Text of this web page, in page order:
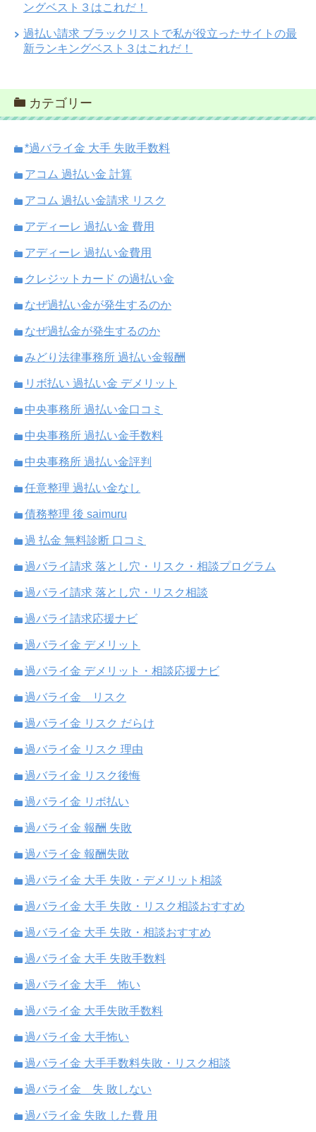
ングベスト３はこれだ！
過払い請求 ブラックリストで私が役立ったサイトの最
新ランキングベスト３はこれだ！
カテゴリー
*過バライ金 大手 失敗手数料
アコム 過払い金 計算
アコム 過払い金請求 リスク
アディーレ 過払い金 費用
アディーレ 過払い金費用
クレジットカード の過払い金
なぜ過払い金が発生するのか
なぜ過払金が発生するのか
みどり法律事務所 過払い金報酬
リボ払い 過払い金 デメリット
中央事務所 過払い金口コミ
中央事務所 過払い金手数料
中央事務所 過払い金評判
任意整理 過払い金なし
債務整理 後 saimuru
過 払金 無料診断 口コミ
過バライ請求 落とし穴・リスク・相談プログラム
過バライ請求 落とし穴・リスク相談
過バライ請求応援ナビ
過バライ金 デメリット
過バライ金 デメリット・相談応援ナビ
過バライ金 リスク
過バライ金 リスク だらけ
過バライ金 リスク 理由
過バライ金 リスク後悔
過バライ金 リボ払い
過バライ金 報酬 失敗
過バライ金 報酬失敗
過バライ金 大手 失敗・デメリット相談
過バライ金 大手 失敗・リスク相談おすすめ
過バライ金 大手 失敗・相談おすすめ
過バライ金 大手 失敗手数料
過バライ金 大手 怖い
過バライ金 大手失敗手数料
過バライ金 大手怖い
過バライ金 大手手数料失敗・リスク相談
過バライ金 失 敗しない
過バライ金 失敗 した費 用